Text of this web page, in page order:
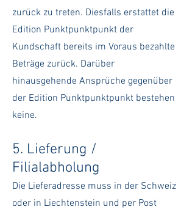
zurück zu treten. Diesfalls erstattet die
Edition Punktpunktpunkt der
Kundschaft bereits im Voraus bezahlte
Beträge zurück. Darüber
hinausgehende Ansprüche gegenüber
der Edition Punktpunktpunkt bestehen
keine.
5. Lieferung /
Filialabholung
Die Lieferadresse muss in der Schweiz
oder in Liechtenstein und per Post